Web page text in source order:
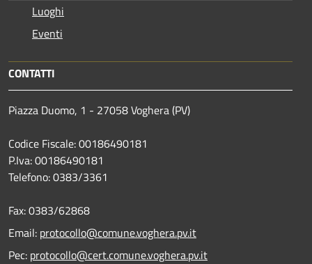
Luoghi
Eventi
CONTATTI
Piazza Duomo, 1 - 27058 Voghera (PV)
Codice Fiscale: 00186490181
P.Iva: 00186490181
Telefono:0383/3361
Fax:0383/62868
Email: protocollo@comune.voghera.pv.it
Pec: protocollo@cert.comune.voghera.pv.it